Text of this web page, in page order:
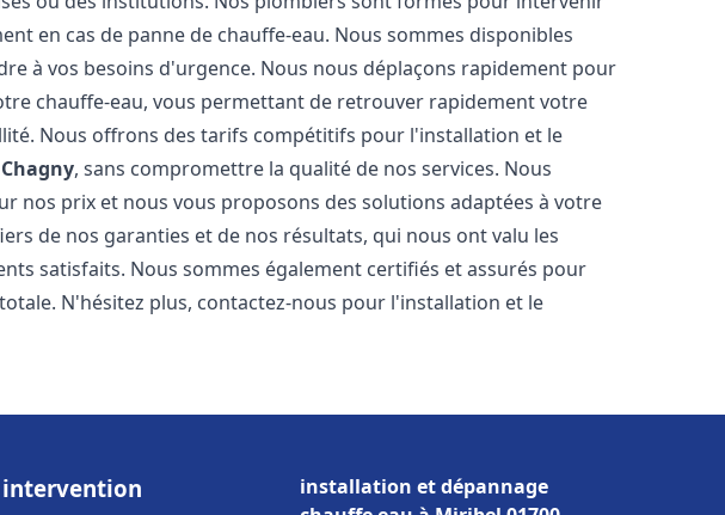
en cas de panne de chauffe-eau. Nous sommes disponibles
à vos besoins d'urgence. Nous nous déplaçons rapidement pour
chauffe-eau, vous permettant de retrouver rapidement votre
Nous offrons des tarifs compétitifs pour l'installation et le
Chagny, sans compromettre la qualité de nos services. Nous
nos prix et nous vous proposons des solutions adaptées à votre
de nos garanties et de nos résultats, qui nous ont valu les
satisfaits. Nous sommes également certifiés et assurés pour
N'hésitez plus, contactez-nous pour l'installation et le
intervention
installation et dépannage